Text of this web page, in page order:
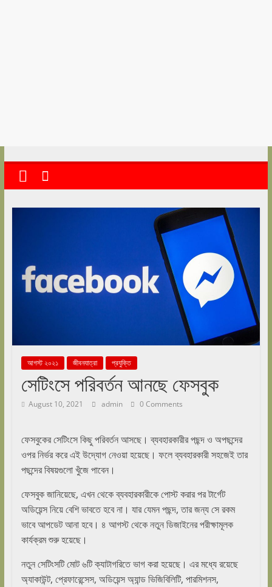
আগস্ট ২০২১ জীবনযাত্রা প্রযুক্তি
সেটিংসে পরিবর্তন আনছে ফেসবুক
August 10, 2021 admin 0 Comments
ফেসবুকের সেটিংসে কিছু পরিবর্তন আসছে। ব্যবহারকারীর পছন্দ ও অপছন্দের
ওপর নির্ভর করে এই উদ্যোগ নেওয়া হয়েছে। ফলে ব্যবহারকারী সহজেই তার
পছন্দের বিষয়গুলো খুঁজে পাবেন।
ফেসবুক জানিয়েছে, এখন থেকে ব্যবহারকারীকে পোস্ট করার পর টার্গেট
অডিয়েন্স নিয়ে বেশি ভাবতে হবে না। যার যেমন পছন্দ, তার জন্য সে রকম
ভাবে আপডেট আনা হবে। ৪ আগস্ট থেকে নতুন ডিজাইনের পরীক্ষামূলক
কার্যক্রম শুরু হয়েছে।
নতুন সেটিংসটি মোট ৬টি ক্যাটাগরিতে ভাগ করা হয়েছে। এর মধ্যে রয়েছে
অ্যাকাউন্ট, প্রেফারেন্সেস, অডিয়েন্স অ্যান্ড ভিজিবিলিটি, পারমিশনস,